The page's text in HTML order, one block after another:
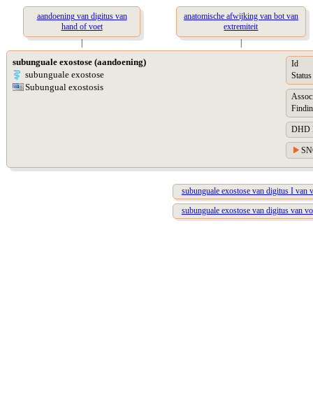
aandoening van digitus van
hand of voet
anatomische afwijking van bot van
extremiteit
|
|
subunguale exostose (aandoening)
subunguale exostose
Subungual exostosis
Id
Status
DHD
subunguale exostose van digitus I van
subunguale exostose van digitus van